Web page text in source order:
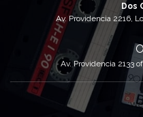
Dos
Av. Providencia 2216,
Av. Providencia 2133